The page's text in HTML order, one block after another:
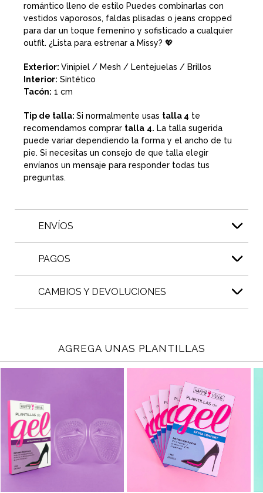
romántico lleno de estilo Puedes combinarlas con
vestidos vaporosos, faldas plisadas o jeans cropped
para dar un toque femenino y sofisticado a cualquier
outfit. ¿Lista para estrenar a Missy? 💖
Exterior: Vinipiel / Mesh / Lentejuelas / Brillos
Interior: Sintético
Tacón: 1 cm
Tip de talla: Si normalmente usas talla 4 te
recomendamos comprar talla 4. La talla sugerida
puede variar dependiendo la forma y el ancho de tu
pie. Si necesitas un consejo de que talla elegir
envíanos un mensaje para responder todas tus
preguntas.
ENVÍOS
PAGOS
CAMBIOS Y DEVOLUCIONES
AGREGA UNAS PLANTILLAS